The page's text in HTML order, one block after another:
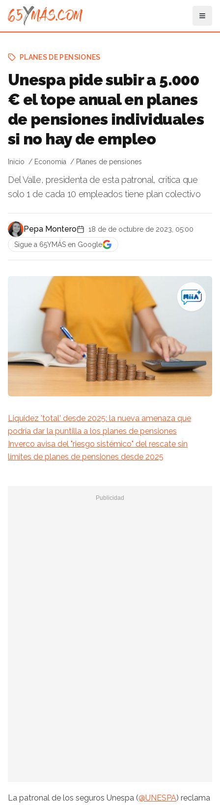
PLANES DE PENSIONES
Unespa pide subir a 5.000
€ el tope anual en planes
de pensiones individuales
si no hay de empleo
Inicio Economía Planes de pensiones
Del Valle, presidenta de esta patronal, critica que
solo 1 de cada 10 empleados tiene plan colectivo
Pepa Montero
18 de de octubre de 2023, 05:00
Sigue a 65YMÁS en Google
Liquidez 'total' desde 2025: la nueva amenaza que
podría dar la puntilla a los planes de pensiones
Inverco avisa del "riesgo sistémico" del rescate sin
límites de planes de pensiones desde 2025
La patronal de los seguros Unespa (@UNESPA) reclama